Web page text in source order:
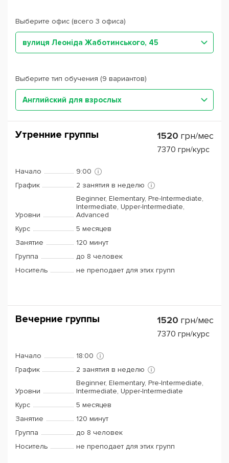
Выберите офис (всего 3 офиса)
вулиця Леоніда Жаботинського, 45
Выберите тип обучения (9 вариантов)
Английский для взрослых
Утренние группы 1520 грн/мес
7370 грн/курс
Начало
9:00
График
2 занятия в неделю
Уровни
Beginner, Elementary, Pre-Intermediate,
Intermediate, Upper-Intermediate,
Advanced
Курс
5 месяцев
Занятие
120 минут
Группа
до 8 человек
Носитель
не преподает для этих групп
Вечерние группы 1520 грн/мес
7370 грн/курс
Начало
18:00
График
2 занятия в неделю
Уровни
Beginner, Elementary, Pre-Intermediate,
Intermediate, Upper-Intermediate
Курс
5 месяцев
Занятие
120 минут
Группа
до 8 человек
Носитель
не преподает для этих групп